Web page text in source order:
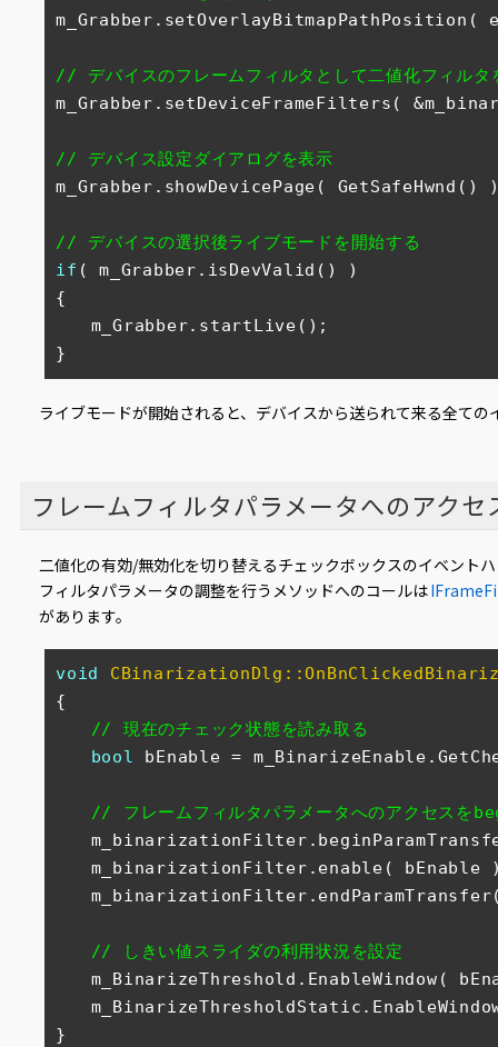
m_Grabber.setOverlayBitmapPathPosition(
// デバイスのフレームフィルタとして二値化フィルタ
m_Grabber.setDeviceFrameFilters(
// デバイス設定ダイアログを表示
m_Grabber.showDevicePage( GetSafeHwnd()
// デバイスの選択後ライブモードを開始する
if ( m_Grabber.isDevValid() )
{
m_Grabber.startLive();
}
ライブモードが開始されると、デバイスから送られて来る全て
フレームフィルタパラメータへのアクセ
二値化の有効/無効化を切り替えるチェックボックスのイベント
フィルタパラメータの調整を行うメソッドへのコールは
があります。
void
{
// 現在のチェック状態を読み取る
bool bEnable =
// フレームフィルタパラメータへのアクセス
m_binarizationFilter.enable( bEnable
// しきい値スライダの利用状況を設定
m_BinarizeThreshold.EnableWindow(
}